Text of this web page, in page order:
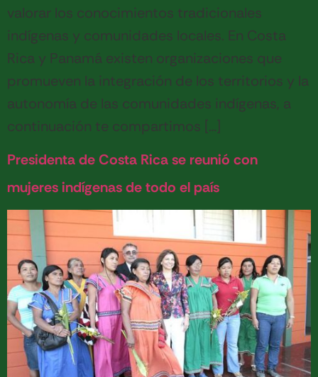
valorar los conocimientos tradicionales
indígenas y comunidades locales. En Costa
Rica y Panamá existen organizaciones que
promueven la integración de los territorios y la
autonomía de las comunidades indígenas, a
continuación te compartimos […]
Presidenta de Costa Rica se reunió con
mujeres indígenas de todo el país